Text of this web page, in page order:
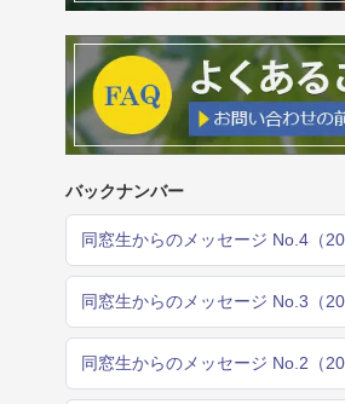
バックナンバー
同窓生からのメッセージ No.4（
同窓生からのメッセージ No.3（
同窓生からのメッセージ No.2（